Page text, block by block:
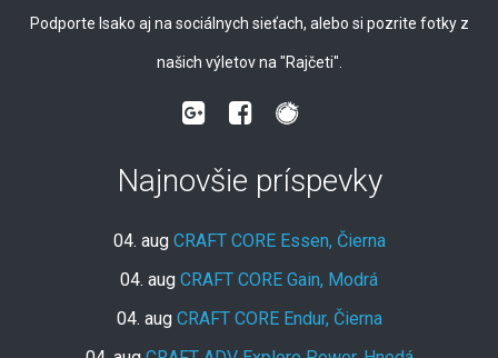
Podporte Isako aj na sociálnych sieťach, alebo si pozrite fotky z
našich výletov na "Rajčeti".
Najnovšie príspevky
04. aug CRAFT CORE Essen, Čierna
04. aug CRAFT CORE Gain, Modrá
04. aug CRAFT CORE Endur, Čierna